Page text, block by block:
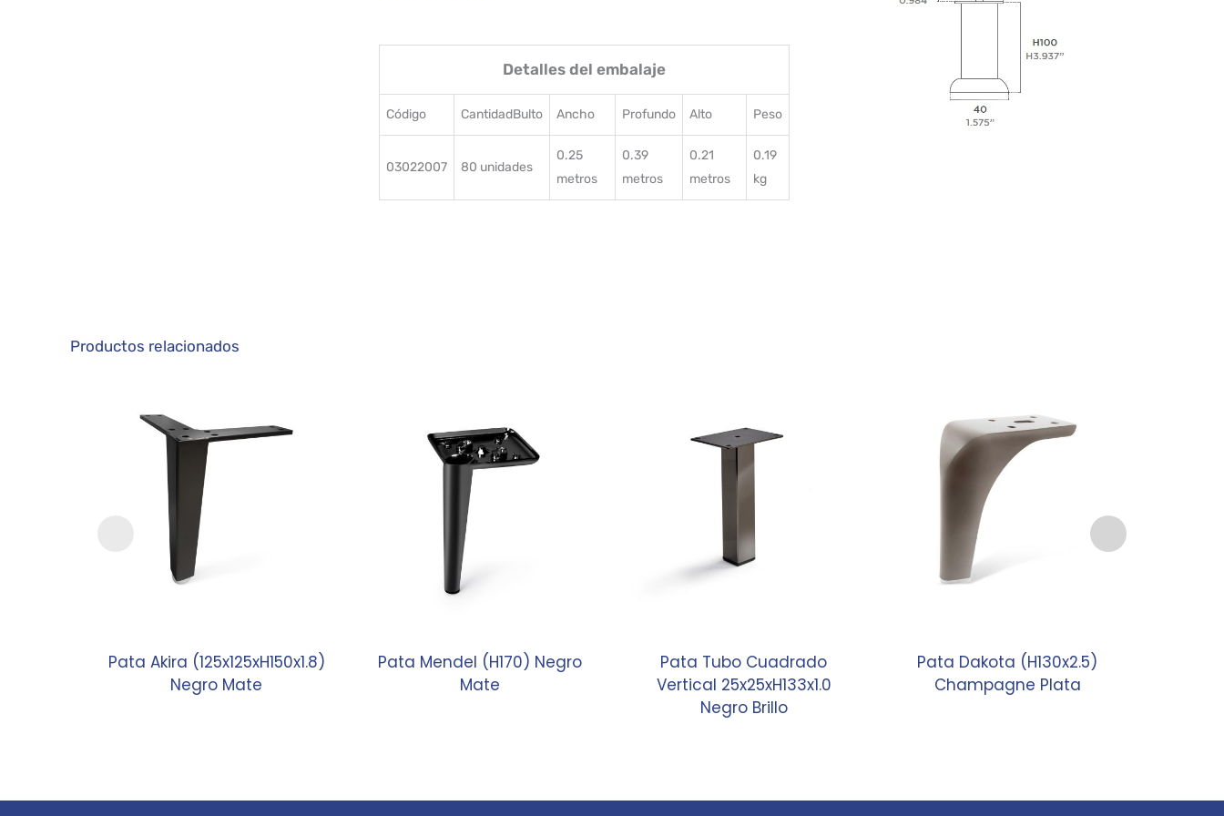
Detalles del embalaje
Código CantidadBulto Ancho Profundo Alto Peso
03022007 80 unidades
0.25
metros
0.39
metros
0.21
metros
0.19
kg
Productos relacionados
Pata Akira (125x125xH150x1.8)
Negro Mate
Pata Mendel (H170) Negro
Mate
Pata Tubo Cuadrado
Vertical 25x25xH133x1.0
Negro Brillo
Pata Dakota (H130x2.5)
Champagne Plata